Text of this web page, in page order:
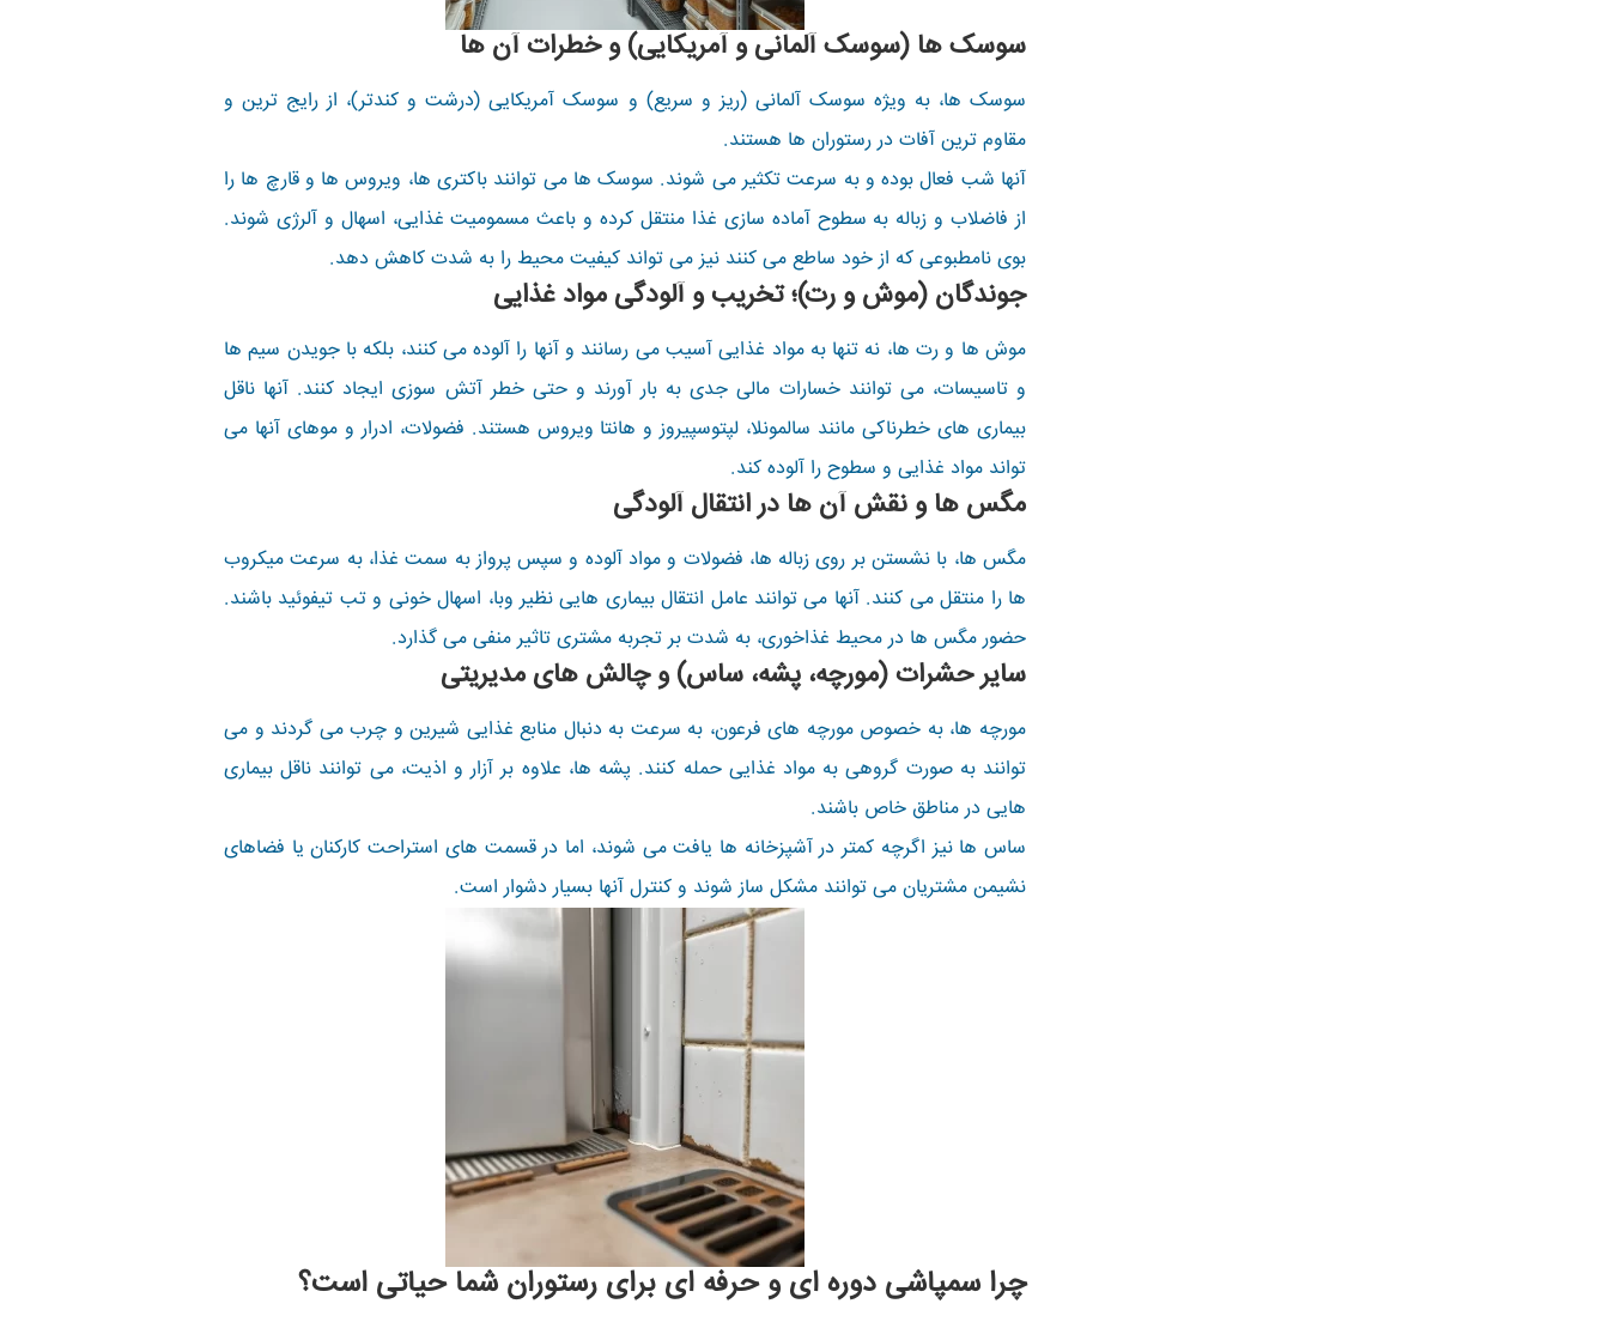
سوسک ها (سوسک آلمانی و آمریکایی) و خطرات آن ها
سوسک ها، به ویژه سوسک آلمانی (ریز و سریع) و سوسک آمریکایی (درشت و کندتر)، از رایج ترین و
مقاوم ترین آفات در رستوران ها هستند.
آنها شب فعال بوده و به سرعت تکثیر می شوند. سوسک ها می توانند باکتری ها، ویروس ها و قارچ ها را
از فاضلاب و زباله به سطوح آماده سازی غذا منتقل کرده و باعث مسمومیت غذایی، اسهال و آلرژی شوند.
بوی نامطبوعی که از خود ساطع می کنند نیز می تواند کیفیت محیط را به شدت کاهش دهد.
جوندگان (موش و رت)؛ تخریب و آلودگی مواد غذایی
موش ها و رت ها، نه تنها به مواد غذایی آسیب می رسانند و آنها را آلوده می کنند، بلکه با جویدن سیم ها
و تاسیسات، می توانند خسارات مالی جدی به بار آورند و حتی خطر آتش سوزی ایجاد کنند. آنها ناقل
بیماری های خطرناکی مانند سالمونلا، لپتوسپیروز و هانتا ویروس هستند. فضولات، ادرار و موهای آنها می
تواند مواد غذایی و سطوح را آلوده کند.
مگس ها و نقش آن ها در انتقال آلودگی
مگس ها، با نشستن بر روی زباله ها، فضولات و مواد آلوده و سپس پرواز به سمت غذا، به سرعت میکروب
ها را منتقل می کنند. آنها می توانند عامل انتقال بیماری هایی نظیر وبا، اسهال خونی و تب تیفوئید باشند.
حضور مگس ها در محیط غذاخوری، به شدت بر تجربه مشتری تاثیر منفی می گذارد.
سایر حشرات (مورچه، پشه، ساس) و چالش های مدیریتی
مورچه ها، به خصوص مورچه های فرعون، به سرعت به دنبال منابع غذایی شیرین و چرب می گردند و می
توانند به صورت گروهی به مواد غذایی حمله کنند. پشه ها، علاوه بر آزار و اذیت، می توانند ناقل بیماری
هایی در مناطق خاص باشند.
ساس ها نیز اگرچه کمتر در آشپزخانه ها یافت می شوند، اما در قسمت های استراحت کارکنان یا فضاهای
نشیمن مشتریان می توانند مشکل ساز شوند و کنترل آنها بسیار دشوار است.
چرا سمپاشی دوره ای و حرفه ای برای رستوران شما حیاتی است؟